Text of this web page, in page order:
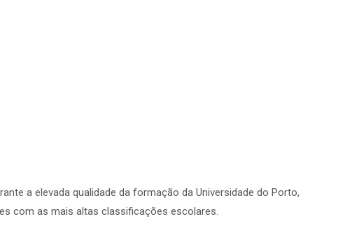
a elevada qualidade da formação da Universidade do Porto,
com as mais altas classificações escolares.